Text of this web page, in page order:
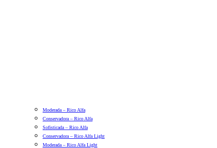
Moderada – Rico Alfa
Conservadora – Rico Alfa
Sofisticada – Rico Alfa
Conservadora – Rico Alfa Light
Moderada – Rico Alfa Light